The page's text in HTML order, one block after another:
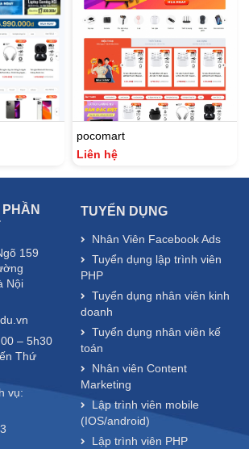
pocomart
Liên hệ
159
Nội
– 5h30
Thứ
vụ:
TUYỂN DỤNG
Nhân Viên Facebook Ads
Tuyển dụng lập trình viên
PHP
Tuyển dụng nhân viên kinh
doanh
Tuyển dụng nhân viên kế
toán
Nhân viên Content
Marketing
Lập trình viên mobile
(IOS/android)
Lập trình viên PHP